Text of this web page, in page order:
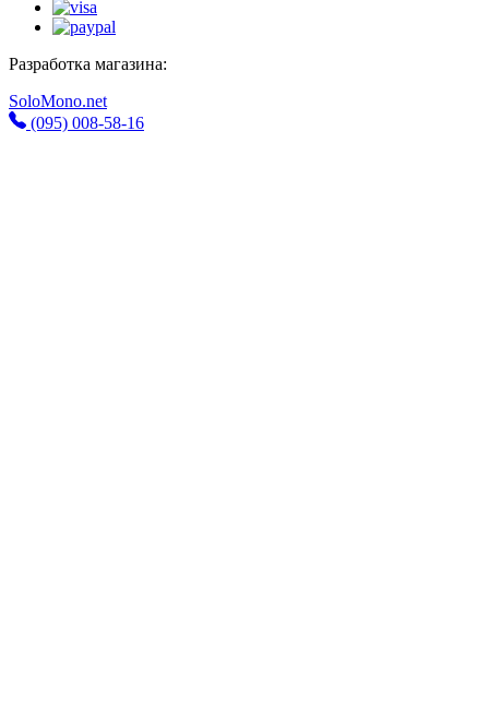
Разработка магазина:
SoloMono.net
(095) 008-58-16